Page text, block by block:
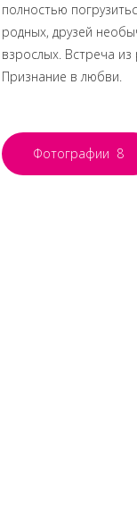
полностью
родных, друзей
взрослых. Встреча
Признание в любви.
Фотографии 8